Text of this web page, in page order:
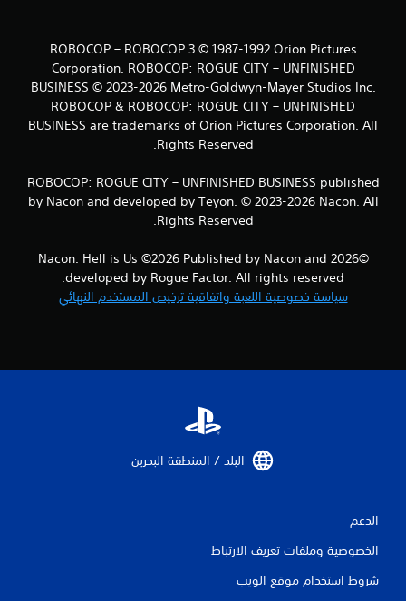
ROBOCOP – ROBOCOP 3 © 1987-1992 Orion Pictures
Corporation. ROBOCOP: ROGUE CITY – UNFINISHED
BUSINESS © 2023-2026 Metro-Goldwyn-Mayer Studios Inc.
ROBOCOP & ROBOCOP: ROGUE CITY – UNFINISHED
BUSINESS are trademarks of Orion Pictures Corporation. All
Rights Reserved.
ROBOCOP: ROGUE CITY – UNFINISHED BUSINESS published
by Nacon and developed by Teyon. © 2023-2026 Nacon. All
Rights Reserved.
©2026 Nacon. Hell is Us ©2026 Published by Nacon and
developed by Rogue Factor. All rights reserved.
سياسة خصوصية اللعبة واتفاقية ترخيص المستخدم النهائي
البلد / المنطقة البحرين‏
الدعم
الخصوصية وملفات تعريف الارتباط
شروط استخدام موقع الويب